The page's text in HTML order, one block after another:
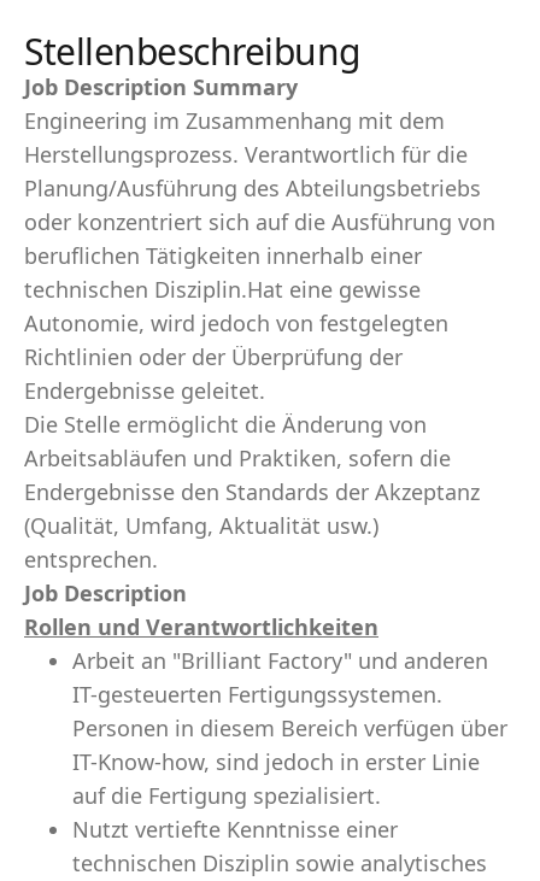
Stellenbeschreibung
Job Description Summary
Engineering im Zusammenhang mit dem
Herstellungsprozess. Verantwortlich für die
Planung/Ausführung des Abteilungsbetriebs
oder konzentriert sich auf die Ausführung von
beruflichen Tätigkeiten innerhalb einer
technischen Disziplin.Hat eine gewisse
Autonomie, wird jedoch von festgelegten
Richtlinien oder der Überprüfung der
Endergebnisse geleitet.
Die Stelle ermöglicht die Änderung von
Arbeitsabläufen und Praktiken, sofern die
Endergebnisse den Standards der Akzeptanz
(Qualität, Umfang, Aktualität usw.)
entsprechen.
Job Description
Rollen und Verantwortlichkeiten
Arbeit an "Brilliant Factory" und anderen
IT-gesteuerten Fertigungssystemen.
Personen in diesem Bereich verfügen über
IT-Know-how, sind jedoch in erster Linie
auf die Fertigung spezialisiert.
Nutzt vertiefte Kenntnisse einer
technischen Disziplin sowie analytisches